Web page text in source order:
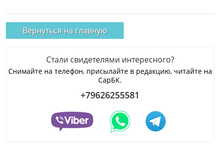
Вернуться на главную
Стали свидетелями интересного?
Снимайте на телефон, присылайте в редакцию, читайте на
СарБК.
+79626255581